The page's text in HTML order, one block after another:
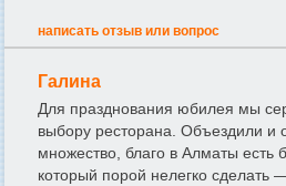
написать отзыв или вопрос
Галина
Для празднования юбилея мы
выбору ресторана. Объездили и
множество, благо в Алматы есть
который порой нелегко сделать